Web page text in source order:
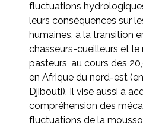
fluctuations
leurs conséquences sur
humaines, à la transition
chasseurs-cueilleurs et
pasteurs, au cours des
en Afrique du nord-est
Djibouti). Il vise aussi à
compréhension des
fluctuations de la